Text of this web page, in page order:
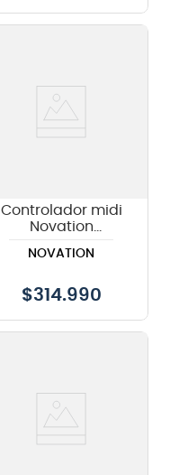
Controlador midi
Novation
- White
NOVATION
$314.990